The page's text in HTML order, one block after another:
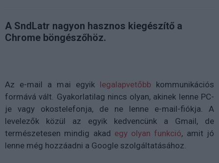
A SndLatr nagyon hasznos kiegészítő a
Chrome böngészőhöz.
Az e-mail a mai egyik legalapvetőbbkommunikációs
formává vált. Gyakorlatilag nincs olyan, akinek lenne PC-
je vagy okostelefonja, de ne lenne e-mail-fiókja. A
levelezők közül az egyik kedvencünk a Gmail, de
természetesen mindig akad egy olyan funkció, amit jó
lenne még hozzáadni a Google szolgáltatásához.